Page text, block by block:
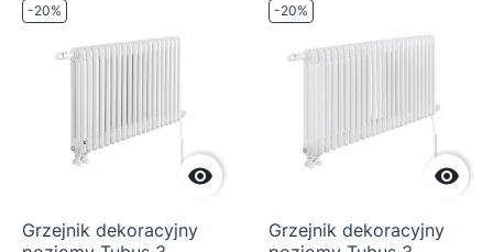
-20%

Grzejnik dekoracyjny
-20%

Grzejnik dekoracyjny